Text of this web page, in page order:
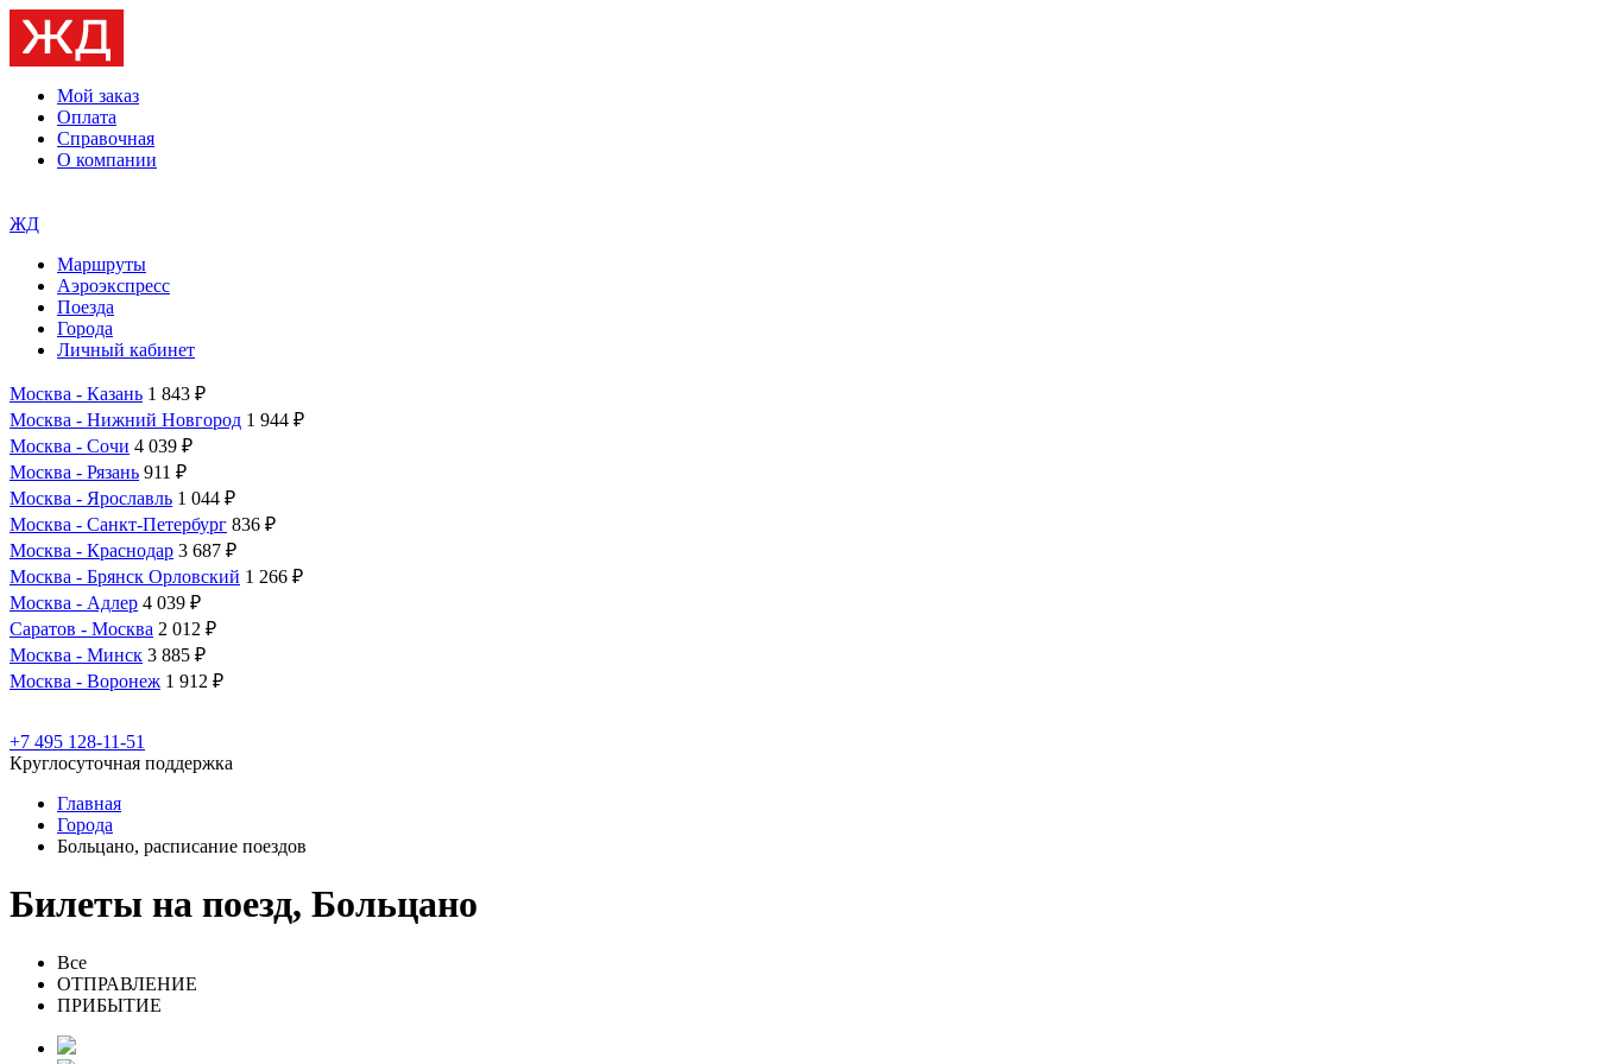
Мой заказ
Оплата
Справочная
О компании
ЖД
Маршруты
Аэроэкспресс
Поезда
Города
Личный кабинет
Москва - Казань 1 843 ₽
Москва - Нижний Новгород 1 944 ₽
Москва - Сочи 4 039 ₽
Москва - Рязань 911 ₽
Москва - Ярославль 1 044 ₽
Москва - Санкт-Петербург 836 ₽
Москва - Краснодар 3 687 ₽
Москва - Брянск Орловский 1 266 ₽
Москва - Адлер 4 039 ₽
Саратов - Москва 2 012 ₽
Москва - Минск 3 885 ₽
Москва - Воронеж 1 912 ₽
+7 495 128-11-51
Круглосуточная поддержка
Главная
Города
Больцано, расписание поездов
Билеты на поезд, Больцано
Все
ОТПРАВЛЕНИЕ
ПРИБЫТИЕ